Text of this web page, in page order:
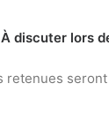
À discuter lors
retenues